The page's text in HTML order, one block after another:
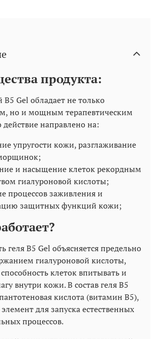
продукта:
Gel обладает не только
но и мощным терапевтическим
направлено на:
упругости кожи, разглаживание
и насыщение клеток рекордным
гиалуроновой кислоты;
процессов заживления и
защитных функций кожи;
геля B5 Gel объясняется предельно
гиалуроновой кислоты,
клеток впитывать и
внутри кожи. В состав геля B5
кислота (витамин B5),
для запуска естественных
процессов.